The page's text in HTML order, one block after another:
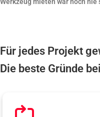
Für jedes Projekt
Die beste Gründe